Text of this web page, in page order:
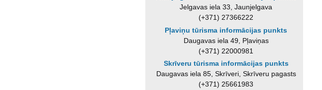
Jelgavas iela 33, Jaunjelgava
(+371) 27366222
Pļaviņu tūrisma informācijas punkts
Daugavas iela 49, Pļaviņas
(+371) 22000981
Skrīveru tūrisma informācijas punkts
Daugavas iela 85, Skrīveri, Skrīveru pagasts
(+371) 25661983